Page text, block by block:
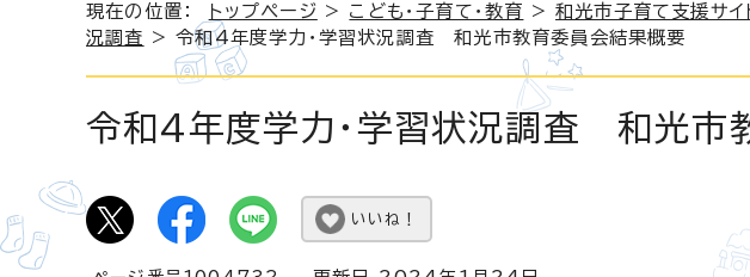
現在の位置： トップページ > こども・子育て・教育 >和光市子育て支援サイ
況調査 > 令和4年度学力・学習状況調査 和光市教育委員会結果概要
令和4年度学力・学習状況調査 和光市
いいね！